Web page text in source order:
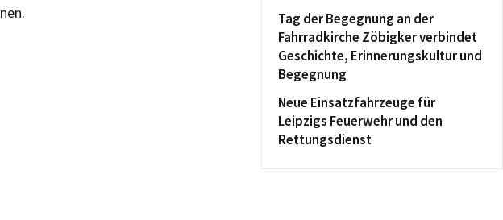
Tag der Begegnung an der
Fahrradkirche Zöbigker verbindet
Geschichte, Erinnerungskultur und
Begegnung
Neue Einsatzfahrzeuge für
Leipzigs Feuerwehr und den
Rettungsdienst